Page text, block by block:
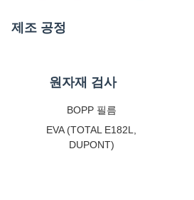
제조 공정
원자재 검사
BOPP 필름
EVA (TOTAL E182L,
DUPONT)